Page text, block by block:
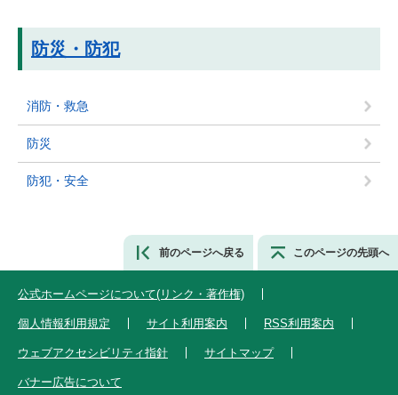
防災・防犯
消防・救急
防災
防犯・安全
前のページへ戻る このページの先頭へ
公式ホームページについて(リンク・著作権)
個人情報利用規定 サイト利用案内 RSS利用案内
ウェブアクセシビリティ指針 サイトマップ
バナー広告について